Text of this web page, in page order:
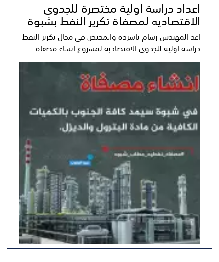
اعداد دراسة اولية مختصرة للجدوى
الاقتصاديه لمصفاة تكرير النفط بشبوة
اعد المهندس رسام باسردة والمختص في مجال تكرير النفط
دراسة اولية للجدوى الاقتصادية لمشروع انشاء مصفاة...